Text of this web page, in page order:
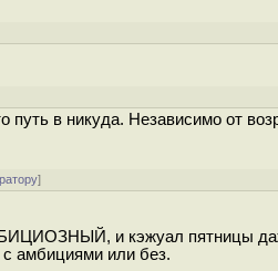
путь в никуда. Независимо от
]
и кэжуал пятницы
амбициями или без.